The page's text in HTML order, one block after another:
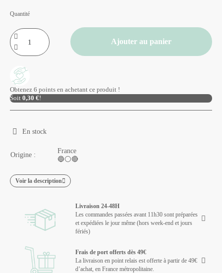
Quantité
Ajouter au panier
Obtenez 6 points en achetant ce produit !
Soit 0,30 €!
En stock
Origine :
France
🔵⚪🔴
Voir la description
Livraison 24-48H
Les commandes passées avant 11h30 sont préparées
et expédiées le jour même (hors week-end et jours
fériés)
Frais de port offerts dès 49€
La livraison en point relais est offerte à partir de 49€
d’achat, en France métropolitaine.